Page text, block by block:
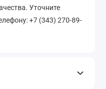
Уточните
+7 (343) 270-89-